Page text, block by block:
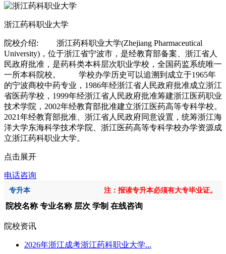
浙江药科职业大学
院校介绍: 浙江药科职业大学(Zhejiang Pharmaceutical
University)，位于浙江省宁波市，是经教育部备案、浙江省人
民政府批准，是药科类本科层次职业学校，全国药监系统唯一
一所本科院校。 学校办学历史可以追溯到成立于1965年
的宁波商校中药专业，1986年经浙江省人民政府批准成立浙江
省医药学校，1999年经浙江省人民政府批准筹建浙江医药职业
技术学院，2002年经教育部批准建立浙江医药高等专科学校。
2021年经教育部批准、浙江省人民政府同意设置，统筹浙江海
洋大学东海科学技术学院、浙江医药高等专科学校办学资源成
立浙江药科职业大学。
点击展开
电话咨询
专升本 注：报读专升本必须有大专毕业证。
院校名称 专业名称 层次 学制 在线咨询
院校资讯
2026年浙江成考浙江药科职业大学...